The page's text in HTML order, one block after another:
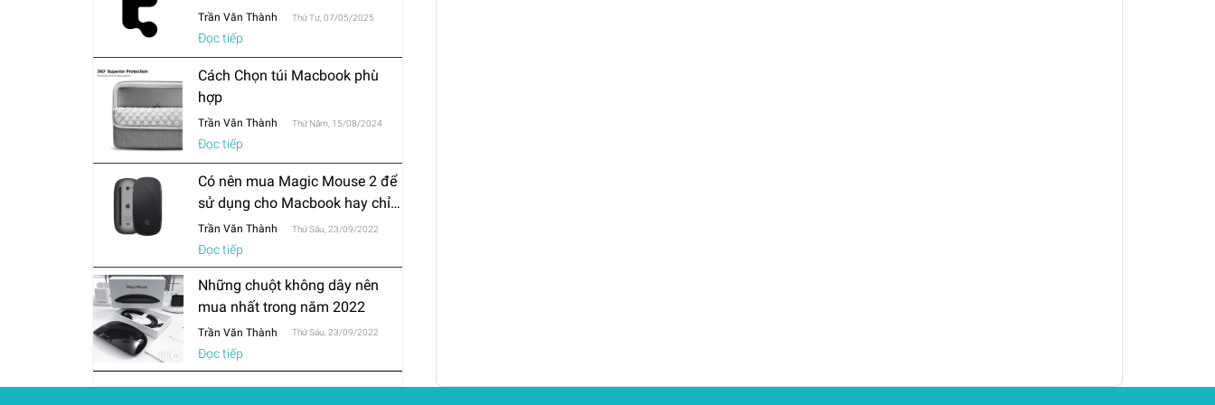
Trần Văn Thành Thứ Tư, 07/05/2025
Đọc tiếp
Cách Chọn túi Macbook phù
hợp
Trần Văn Thành Thứ Năm, 15/08/2024
Đọc tiếp
Có nên mua Magic Mouse 2 để
sử dụng cho Macbook hay chỉ
mua chuột thông thường?
Trần Văn Thành Thứ Sáu, 23/09/2022
Đọc tiếp
Những chuột không dây nên
mua nhất trong năm 2022
Trần Văn Thành Thứ Sáu, 23/09/2022
Đọc tiếp